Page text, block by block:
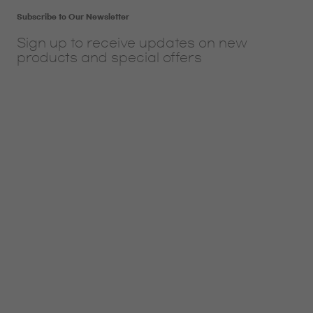
Subscribe to Our Newsletter
Sign up to receive updates on new
products and special offers